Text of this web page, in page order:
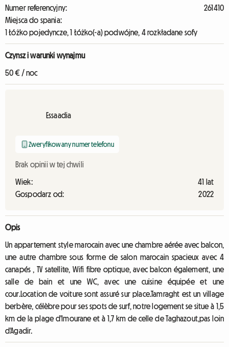
Numer referencyjny:
261410
Miejsca do spania:
1 Łóżko pojedyncze, 1 Łóżko(-a) podwójne, 4 rozkładane sofy
Czynsz i warunki wynajmu
50 € / noc
Essaadia
Zweryfikowany numer telefonu
Brak opinii w tej chwili
Wiek:
41 lat
Gospodarz od:
2022
Opis
Un appartement style marocain avec une chambre aérée avec balcon,
une autre chambre sous forme de salon marocain spacieux avec 4
canapés , TV satellite, Wifi fibre optique, avec balcon également, une
salle de bain et une WC, avec une cuisine équipée et une
cour.Location de voiture sont assuré sur place.Tamraght est un village
berbère, célèbre pour ses spots de surf, notre logement se situe à 1,5
km de la plage d'Imourane et à 1,7 km de celle de Taghazout,pas loin
d'Agadir.